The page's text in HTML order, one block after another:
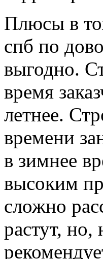
Плюсы в
спб по
выгодно.
время
летнее.
времени
в зимнее
высоким
сложно
растут, но,